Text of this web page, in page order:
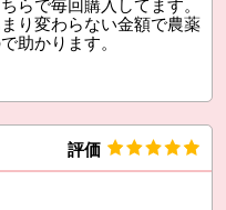
らで毎回購入してます。
り変わらない金額で農薬
助かります。
評価